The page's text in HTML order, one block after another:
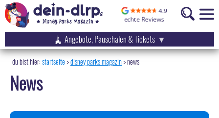
Angebote, Pauschalen & Tickets
startseite disney parks magazin>news
News